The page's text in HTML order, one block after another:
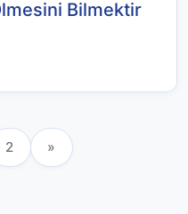
Bilmektir
2 »